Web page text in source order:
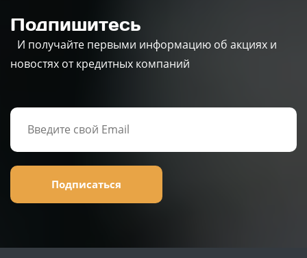
Подпишитесь
И получайте первыми информацию об акциях и
новостях от кредитных компаний
Подписаться